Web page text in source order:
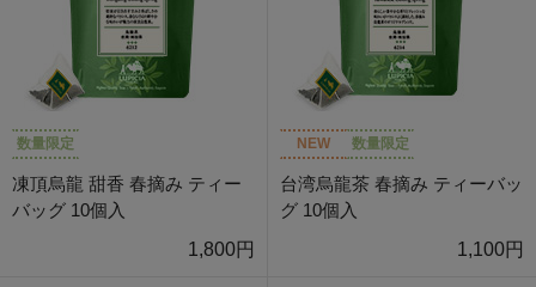
数量限定
凍頂烏龍 甜香 春摘み ティー
バッグ 10個入
1,800円
NEW 数量限定
台湾烏龍茶 春摘み ティーバッ
グ 10個入
1,100円